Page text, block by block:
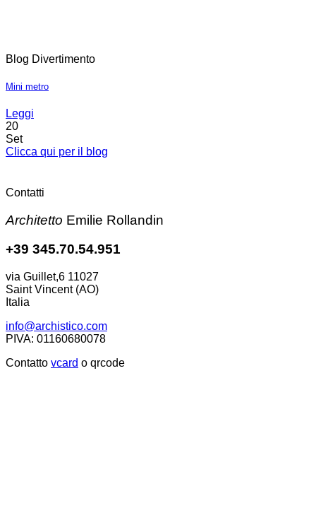
Blog Divertimento
Mini metro
Leggi
20
Set
Clicca qui per il blog
Contatti
Architetto Emilie Rollandin
+39 345.70.54.951
via Guillet,6 11027
Saint Vincent (AO)
Italia
info@archistico.com
PIVA: 01160680078
Contatto vcard o qrcode